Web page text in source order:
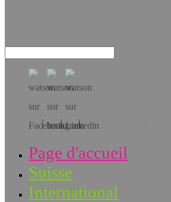
Téléchargez l’app!
Page d'accueil
Suisse
International